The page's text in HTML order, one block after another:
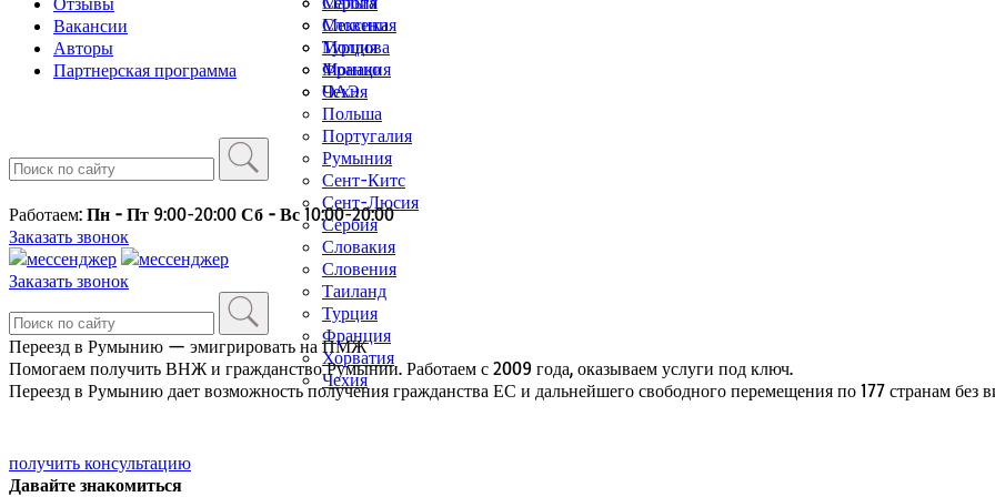
Мексика
Молдова
Монако
ОАЭ
Польша
Португалия
Румыния
Сент-Китс
Сент-Люсия
Сербия
Словакия
Словения
Таиланд
Турция
Франция
Хорватия
Чехия
Словения
Турция
Франция
Чехия
Вакансии
Авторы
Партнерская программа
Работаем: Пн - Пт 9:00-20:00 Сб - Вс 10:00-20:00
Заказать звонок
Заказать звонок
Переезд в Румынию — эмигрировать на ПМЖ
Помогаем получить ВНЖ и гражданство Румынии. Работаем с 2009 года, оказываем услуги под ключ.
Переезд в Румынию дает возможность получения гражданства ЕС и дальнейшего свободного перемещения по 177 странам без
получить консультацию
Давайте знакомиться